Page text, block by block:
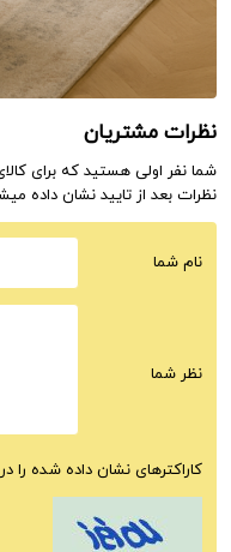
نظرات مشتریان
شما نفر اولی هستید که برای
نظرات بعد از تایید نشان داده
نام شما
نظر شما
کاراکترهای نشان داده شده را